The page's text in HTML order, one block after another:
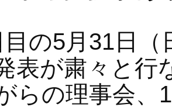
の5月31日（
表が粛々と行
らの理事会、